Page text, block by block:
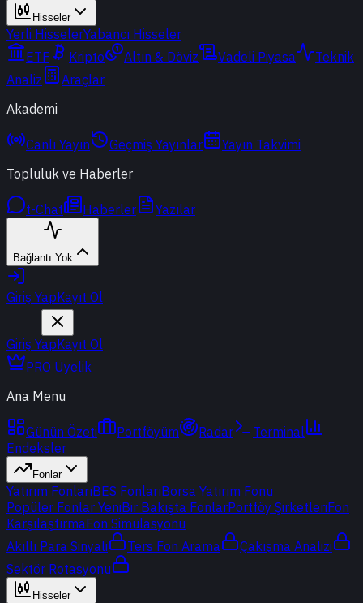
Hisseler
Yerli HisselerYabancı Hisseler
ETF
Kripto Altın & Döviz Vadeli Piyasa
Teknik
Analiz
Araçlar
Akademi
Canlı Yayın Geçmiş Yayınlar
Yayın Takvimi
Topluluk ve Haberler
t-Chat Haberler Yazılar
Bağlantı Yok
Giriş YapKayıt Ol
Giriş YapKayıt Ol
PRO Üyelik
Ana Menu
Günün Özeti Portföyüm Radar
Terminal
Endeksler
Fonlar
Yatırım FonlarıBES FonlarıBorsa Yatırım Fonu
Popüler Fonlar YeniBir Bakışta FonlarPortföy ŞirketleriFon
KarşılaştırmaFon Simülasyonu
Akıllı Para Sinyali
Ters Fon Arama
Çakışma Analizi
Sektör Rotasyonu
Hisseler